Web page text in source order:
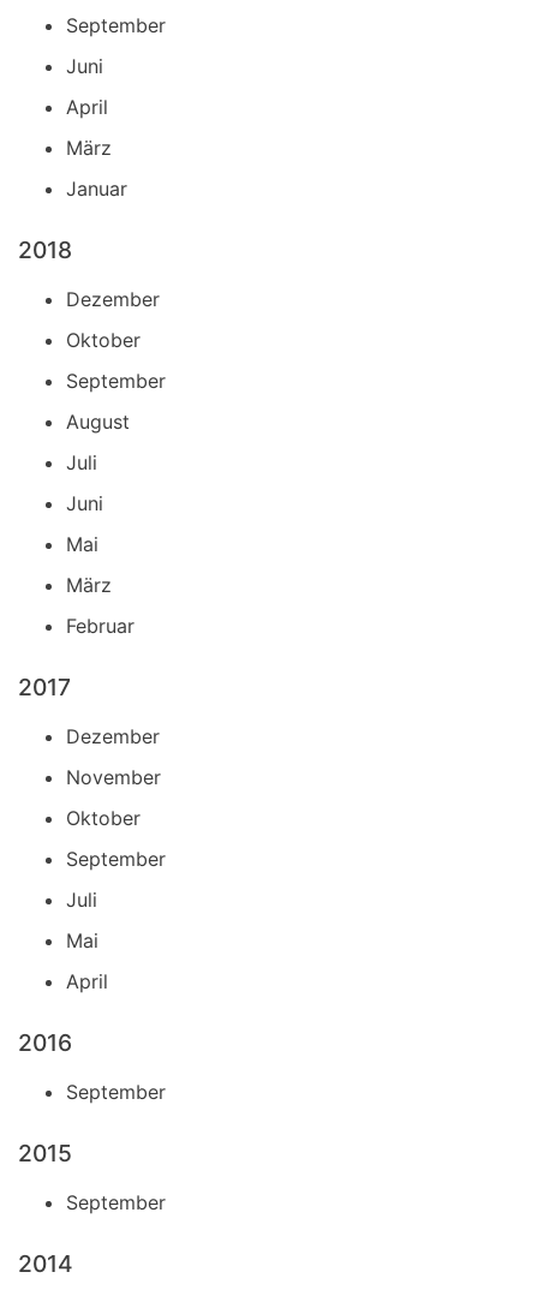
September
Juni
April
März
Januar
2018
Dezember
Oktober
September
August
Juli
Juni
Mai
März
Februar
2017
Dezember
November
Oktober
September
Juli
Mai
April
2016
September
2015
September
2014